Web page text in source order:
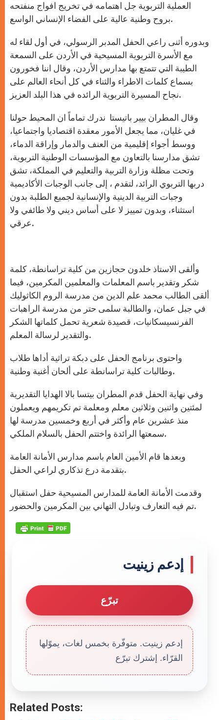
العملية التربوية جل اهتمامه في تخريج افواج منفتحه
بروح وطنية عالية على الفضاء الإنساني الواسع.
وبدوره أثنى راعي الحفل المدبر الرسولي، في أول لقاء له
مع الأسرة التربوية المسيحية في الأردن على السمعة
الطيبة التي تتمتع بها مدارس الأردن، وقال اننا فخورون
بسماع كلمات الاطراء والثناء في كل أنحاء العالم على
نجاح المسيرة التربوية الرائده في هذا البلد العزيز.
وقال المطران بيير باتيستا ندرك تماماً ان المحيط حولنا
في غليان، مما يجعل الأمور معقدة اقتصاديا واجتماعيا،
ووسط أجواء إقليمية من العنف والدمار وإراقة الدماء،
تشق مدارسنا بالتعاون مع المؤسسات الوطنية التربوية،
وتحت مظلة وزارة التربية والتعليم في المملكة، تشق
دربها التربوي الرائد، لتقدم ، إلى جانب الوجبات الأكاديمية
وجبات التربية الدينية والإنسانية لجميع الطلبة بدون
استثناء، وبدون تمييز لا على أساس ديني ولا طائفي ولا
عرقي.
وألقى الاستاذ خلدون حجازين من كلية تراسانطة، كلمة
شكر وتقدير باسم المعلمات والمعلمين المكرمين، فيما
ألقى الطالب محمد علم الدين من مدرسة الروم الكاثوليك
في جبل عمان، والطالبة سلمى حتر من مدرسة الراهبات
الفرنسيسكانيات، قصيدة شعرية تحمل كلماتها الشكر
والتقدير لرسالة المعلم.
واحتوى برنامج الحفل على دبكة تراثية أداها طلاب
وطالبات كلية تراسانطة على ألحان أغنية وطنية.
وفي نهاية الحفل قدم المطران بيتسا بالا الهدايا التقديرية
لمئتين واثنين وثلاثين معلم ومعلمة تم تكريمهم ويعملون
منذ عشرين عام وأكثر في أربع وخمسين مدرسة لها
سمعتها الرائدة واختتم الحفل بالسلام الملكي.
وبعدها قام الأمين العام باسم مدارس الأمانة العامة
بتقدمة درع تذكاري لراعي الحفل.
وقدمت الأمانة العامة للمدارس المسيحية حفل استقبال
تم فيه التعارف وتبادل التهاني بين المكرمين والحضور.
إدعم زينيت
تبرّع
إدعم زينيت. متوفّرة بخمس لغات، يموّلها
القرّاء. إشترك تبرّع
Related Posts: